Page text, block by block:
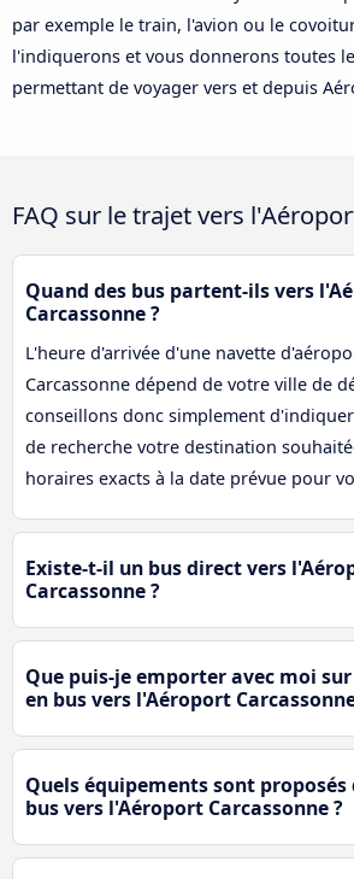
par exemple le train, l'avion ou le
l'indiquerons et vous donnerons toutes
permettant de voyager vers et depuis
FAQ sur le trajet vers
Quand des bus partent-ils vers
Carcassonne ?
L'heure d'arrivée d'une navette
Carcassonne dépend de votre ville de
conseillons donc simplement
de recherche votre destination
horaires exacts à la date prévue pour
Existe-t-il un bus direct vers
Carcassonne ?
Que puis-je emporter avec moi
en bus vers l'Aéroport
Quels équipements sont proposés
bus vers l'Aéroport Carcassonne ?